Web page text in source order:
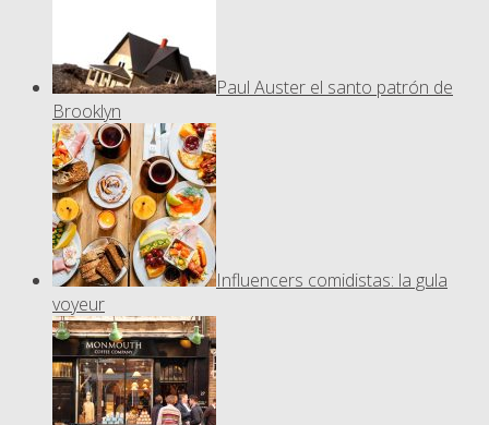
Paul Auster el santo patrón de
Brooklyn
Influencers comidistas: la gula
voyeur